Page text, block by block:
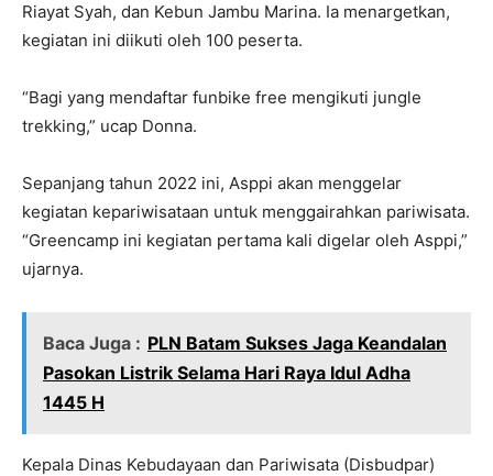
Riayat Syah, dan Kebun Jambu Marina. Ia menargetkan,
kegiatan ini diikuti oleh 100 peserta.
“Bagi yang mendaftar funbike free mengikuti jungle
trekking,” ucap Donna.
Sepanjang tahun 2022 ini, Asppi akan menggelar
kegiatan kepariwisataan untuk menggairahkan pariwisata.
“Greencamp ini kegiatan pertama kali digelar oleh Asppi,”
ujarnya.
Baca Juga : PLN Batam Sukses Jaga Keandalan
Pasokan Listrik Selama Hari Raya Idul Adha
1445 H
Kepala Dinas Kebudayaan dan Pariwisata (Disbudpar)